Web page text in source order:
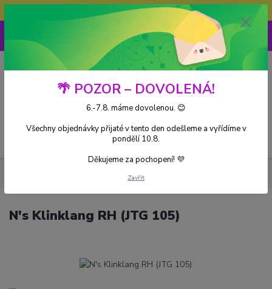
Doprava ZDARMA při nákupu nad 3000Kč
Menu
0 Kč
N's Klinklang RH (JTG 105)
N's Klinklang RH (JTG 105)
🌴 POZOR – DOVOLENÁ!
6.-7.8. máme dovolenou. 😊
Všechny objednávky přijaté v tento den odešleme a vyřídíme v
pondělí 10.8.
Děkujeme za pochopení! 💜
Zavřít